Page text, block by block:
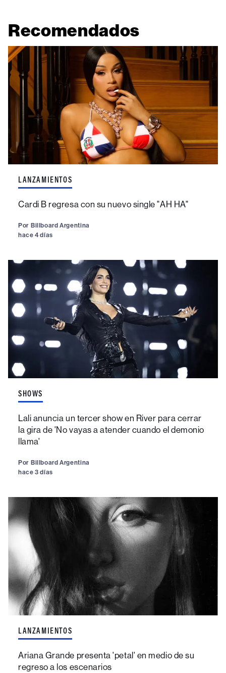
Recomendados
LANZAMIENTOS
Cardi B regresa con su nuevo single "AH HA"
Por Billboard Argentina
hace 4 días
SHOWS
Lali anuncia un tercer show en River para cerrar
la gira de 'No vayas a atender cuando el demonio
llama'
Por Billboard Argentina
hace 3 días
LANZAMIENTOS
Ariana Grande presenta 'petal' en medio de su
regreso a los escenarios